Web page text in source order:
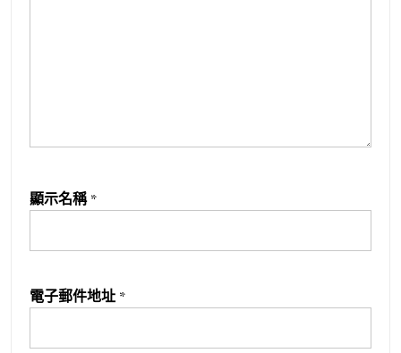
顯示名稱 *
電子郵件地址 *